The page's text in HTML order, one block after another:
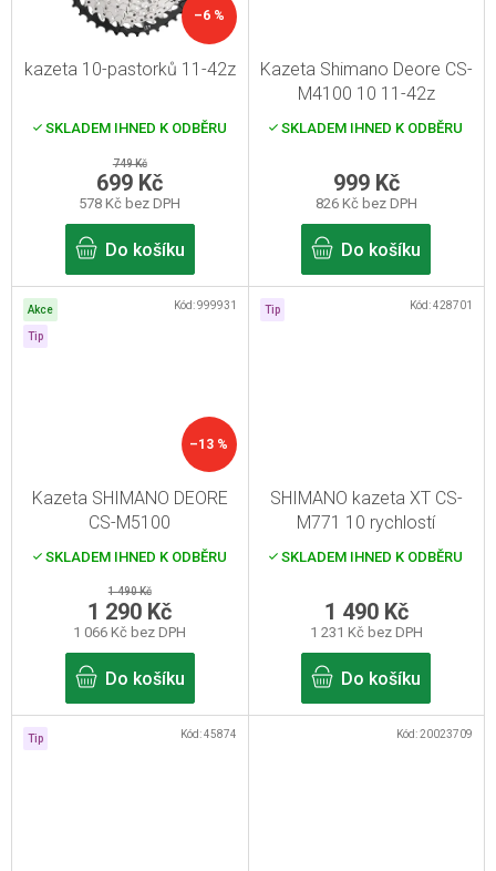
–6 %
kazeta 10-pastorků 11-42z
SKLADEM IHNED K ODBĚRU
749 Kč
578 Kč bez DPH
699 Kč
Do košíku
Kazeta Shimano Deore CS-
M4100 10 11-42z
SKLADEM IHNED K ODBĚRU
826 Kč bez DPH
999 Kč
Do košíku
Akce
Tip
–13 %
Kazeta SHIMANO DEORE
CS-M5100
SKLADEM IHNED K ODBĚRU
1 490 Kč
1 066 Kč bez DPH
1 290 Kč
Do košíku
Kód:999931 Tip
SHIMANO kazeta XT CS-
M771 10 rychlostí
SKLADEM IHNED K ODBĚRU
1 231 Kč bez DPH
1 490 Kč
Do košíku
Kód:428701
Tip Kód:45874 Kód:20023709